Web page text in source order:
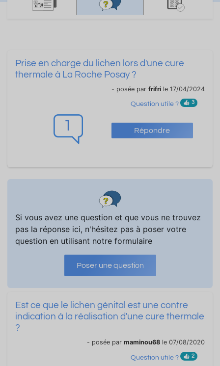
1 Répondre
Prise en charge du lichen lors d'une cure
thermale à La Roche Posay ?
- posée par frifri le 17/04/2024
Question utile ? 3
Si vous avez une question et que vous ne trouvez
pas la réponse ici, n'hésitez pas à poser votre
question en utilisant notre formulaire
Poser une question
Est ce que le lichen génital est une contre
indication à la réalisation d'une cure thermale
?
- posée par maminou68 le 07/08/2020
Question utile ? 2